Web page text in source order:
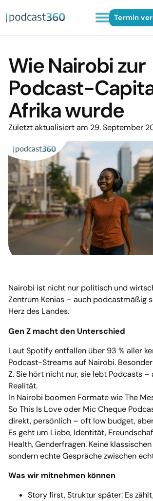
Termin
Wie Nairobi zur
Podcast-
Afrika wurde
Zuletzt aktualisiert am 29. September
Nairobi ist nicht nur politisch und
Zentrum Kenias – auch podcastmäßig
Herz des Landes.
Gen Z macht den Unterschied
Laut Spotify entfallen über 93 % aller
Podcast-Streams auf Nairobi.
Z. Sie hört nicht nur, sie lebt Podcasts –
Realität.
In Nairobi boomen Formate wie The
So This Is Love oder Mic Cheque
direkt, persönlich – oft low budget,
Es geht um Liebe, Identität,
Health, Genderfragen. Keine
sondern echte Gespräche zwischen
Was wir mitnehmen können
Story first, Struktur später: Es